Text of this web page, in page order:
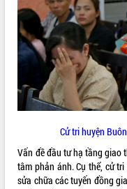
VIDEO
Loading the player...
Khám bệnh, cấp phát thuốc
và tặng quà người dân xã Cư Pui
tháng 7/2026
Lễ truy tặng danh hiệu “Bà Mẹ
Cử tri huyện
Vấn đề đầu tư hạ tầng giao
tâm phản ánh. Cụ thể, cử
sửa chữa các tuyến đồng